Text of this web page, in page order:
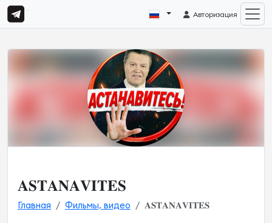
Авторизация
𝐀𝐒𝐓𝐀𝐍𝐀𝐕𝐈𝐓𝐄𝐒
Главная Фильмы, видео 𝐀𝐒𝐓𝐀𝐍𝐀𝐕𝐈𝐓𝐄𝐒